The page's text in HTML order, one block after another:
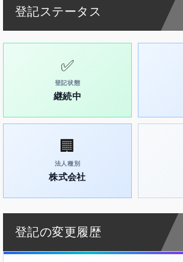
登記ステータス
✅
登記状態
継続中
🏢
法人種別
株式会社
登記の変更履歴